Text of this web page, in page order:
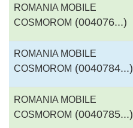
ROMANIA MOBILE
COSMOROM (004076...)
ROMANIA MOBILE
COSMOROM (0040784...)
ROMANIA MOBILE
COSMOROM (0040785...)